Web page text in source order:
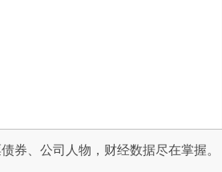
券、公司人物，财经数据尽在掌握。